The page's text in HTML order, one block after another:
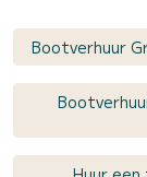
Bootverhuur